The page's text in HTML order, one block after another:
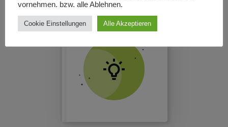
vornehmen. bzw. alle Ablehnen.
Cookie Einstellungen Alle Akzeptieren